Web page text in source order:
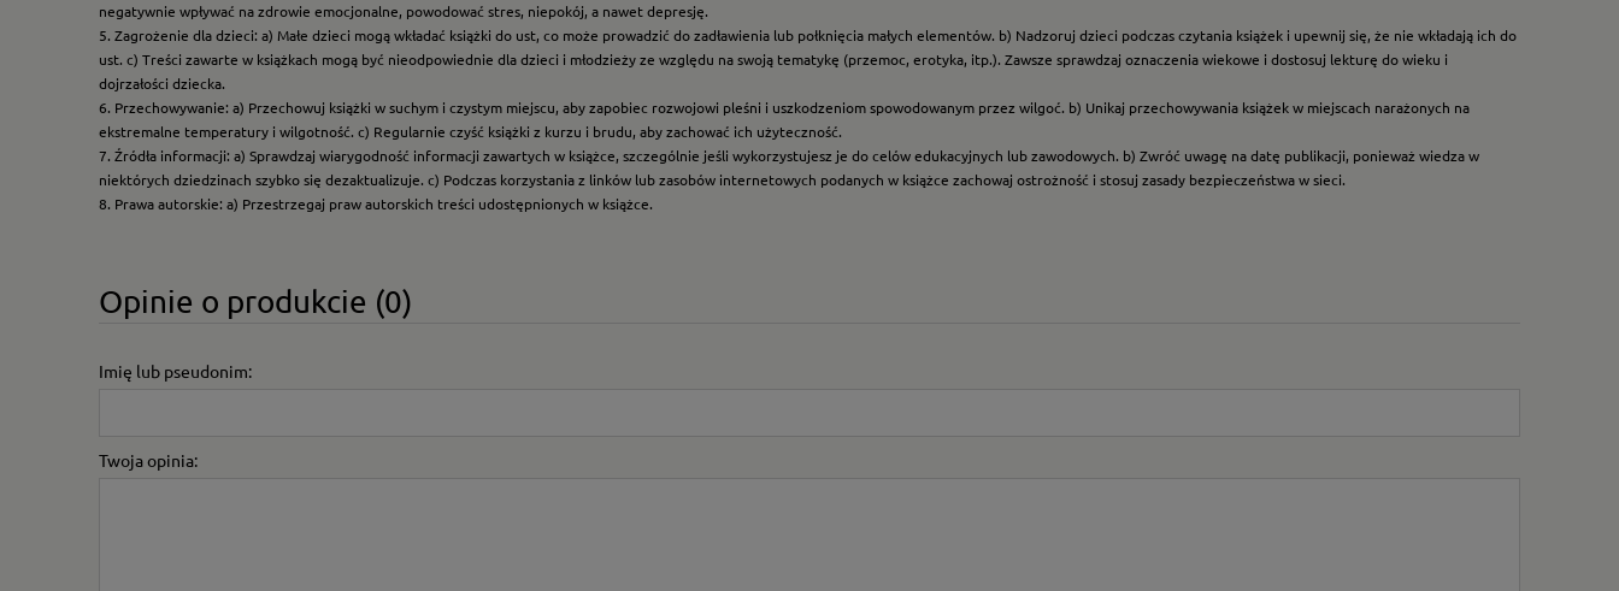
negatywnie wpływać na zdrowie emocjonalne, powodować stres, niepokój, a nawet depresję.
5. Zagrożenie dla dzieci: a) Małe dzieci mogą wkładać książki do ust, co może prowadzić do zadławienia lub połknięcia małych elementów. b) Nadzoruj dzieci podczas czytania książek i upewnij się, że nie wkładają ich do
ust. c) Treści zawarte w książkach mogą być nieodpowiednie dla dzieci i młodzieży ze względu na swoją tematykę (przemoc, erotyka, itp.). Zawsze sprawdzaj oznaczenia wiekowe i dostosuj lekturę do wieku i
dojrzałości dziecka.
6. Przechowywanie: a) Przechowuj książki w suchym i czystym miejscu, aby zapobiec rozwojowi pleśni i uszkodzeniom spowodowanym przez wilgoć. b) Unikaj przechowywania książek w miejscach narażonych na
ekstremalne temperatury i wilgotność. c) Regularnie czyść książki z kurzu i brudu, aby zachować ich użyteczność.
7. Źródła informacji: a) Sprawdzaj wiarygodność informacji zawartych w książce, szczególnie jeśli wykorzystujesz je do celów edukacyjnych lub zawodowych. b) Zwróć uwagę na datę publikacji, ponieważ wiedza w
niektórych dziedzinach szybko się dezaktualizuje. c) Podczas korzystania z linków lub zasobów internetowych podanych w książce zachowaj ostrożność i stosuj zasady bezpieczeństwa w sieci.
8. Prawa autorskie: a) Przestrzegaj praw autorskich treści udostępnionych w książce.
Opinie o produkcie (0)
Imię lub pseudonim:
Twoja opinia: